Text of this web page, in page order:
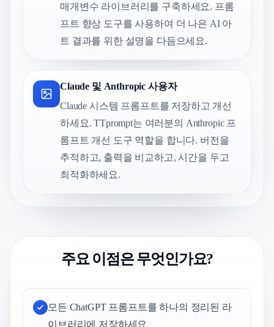
매개변수 라이브러리를 구축하세요. 프롬
프트 향상 도구를 사용하여 더 나은 AI 아
트 결과를 위한 설명을 다듬으세요.
Claude 및 Anthropic 사용자
Claude 시스템 프롬프트를 저장하고 개선
하세요. TTprompt는 여러분의 Anthropic 프
롬프트 개선 도구 역할을 합니다. 버전을
추적하고, 출력을 비교하고, 시간을 두고
최적화하세요.
주요 이점은 무엇인가요?
모든 ChatGPT 프롬프트를 하나의 정리된 라
이브러리에 저장하세요